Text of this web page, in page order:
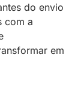
do envio
com a
em